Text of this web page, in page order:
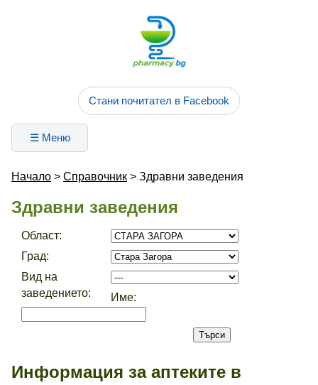
Стани почитател в Facebook
☰ Меню
Начало > Справочник > Здравни заведения
Здравни заведения
Област:
Град:
Вид на
заведението:
Име:
Информация за аптеките в